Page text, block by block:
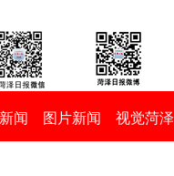
闻 图片新闻 视觉菏泽